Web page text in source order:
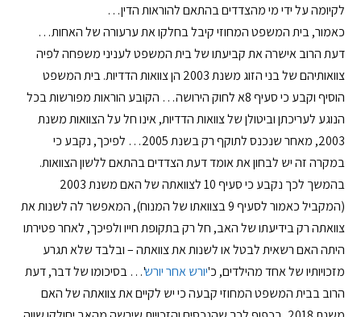
לקיומה על ידי מי מהצדדים בהתאם להוראות הדין…
כאמור, בית המשפט המחוזי קיבל בחלקו את ערעורה של האחות…
דעת הרוב אישרה את קביעתו של בית המשפט לעניני משפחה לפיה
צוואותיהם של בני הזוג משנת 2003 הן צוואות הדדיות. בית המשפט
הוסיף וקבע כי סעיף 8א לחוק הירושה… הקובע הוראות מפורשות בכל
הנוגע לעריכתן וביטולן של צוואות הדדיות, אינו חל על הצוואות משנת
2003, מאחר שנכנס לתוקף רק בשנת 2005… לפיכך, נקבע כי
במקרה זה יש לבחון את אומד דעת הצדדים בהתאם ללשון הצוואות.
בהמשך לכך נקבע כי סעיף 10 לצוואתה של האם משנת 2003
(המקביל כאמור לסעיף 9 בצוואתו של המנוח), המאפשר לה לשנות את
צוואתה רק בידיעתו של האב, חל רק בתקופת חייו ולפיכך, לאחר פטירתו
היתה האם רשאית לבטל או לשנות את צוואתה – ובלבד שלא תגרע
מזכויותיו של אחד מהילדים, כ'יורש אחר יורש'… בסיכומו של דבר, דעת
הרוב בבית המשפט המחוזי קבעה כי יש לקיים את צוואתה של האם